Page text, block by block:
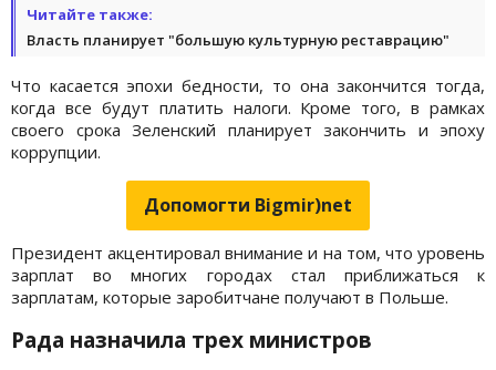
Читайте также:
Власть планирует "большую культурную реставрацию"
Что касается эпохи бедности, то она закончится тогда,
когда все будут платить налоги. Кроме того, в рамках
своего срока Зеленский планирует закончить и эпоху
коррупции.
Допомогти Bigmir)net
Президент акцентировал внимание и на том, что уровень
зарплат во многих городах стал приближаться к
зарплатам, которые заробитчане получают в Польше.
Рада назначила трех министров